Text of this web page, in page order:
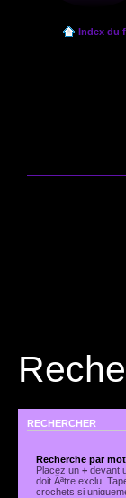
Index du
RECHERCHER
Recherche par
Placez un+ devant
doit Ãªtre exclu.
crochets si